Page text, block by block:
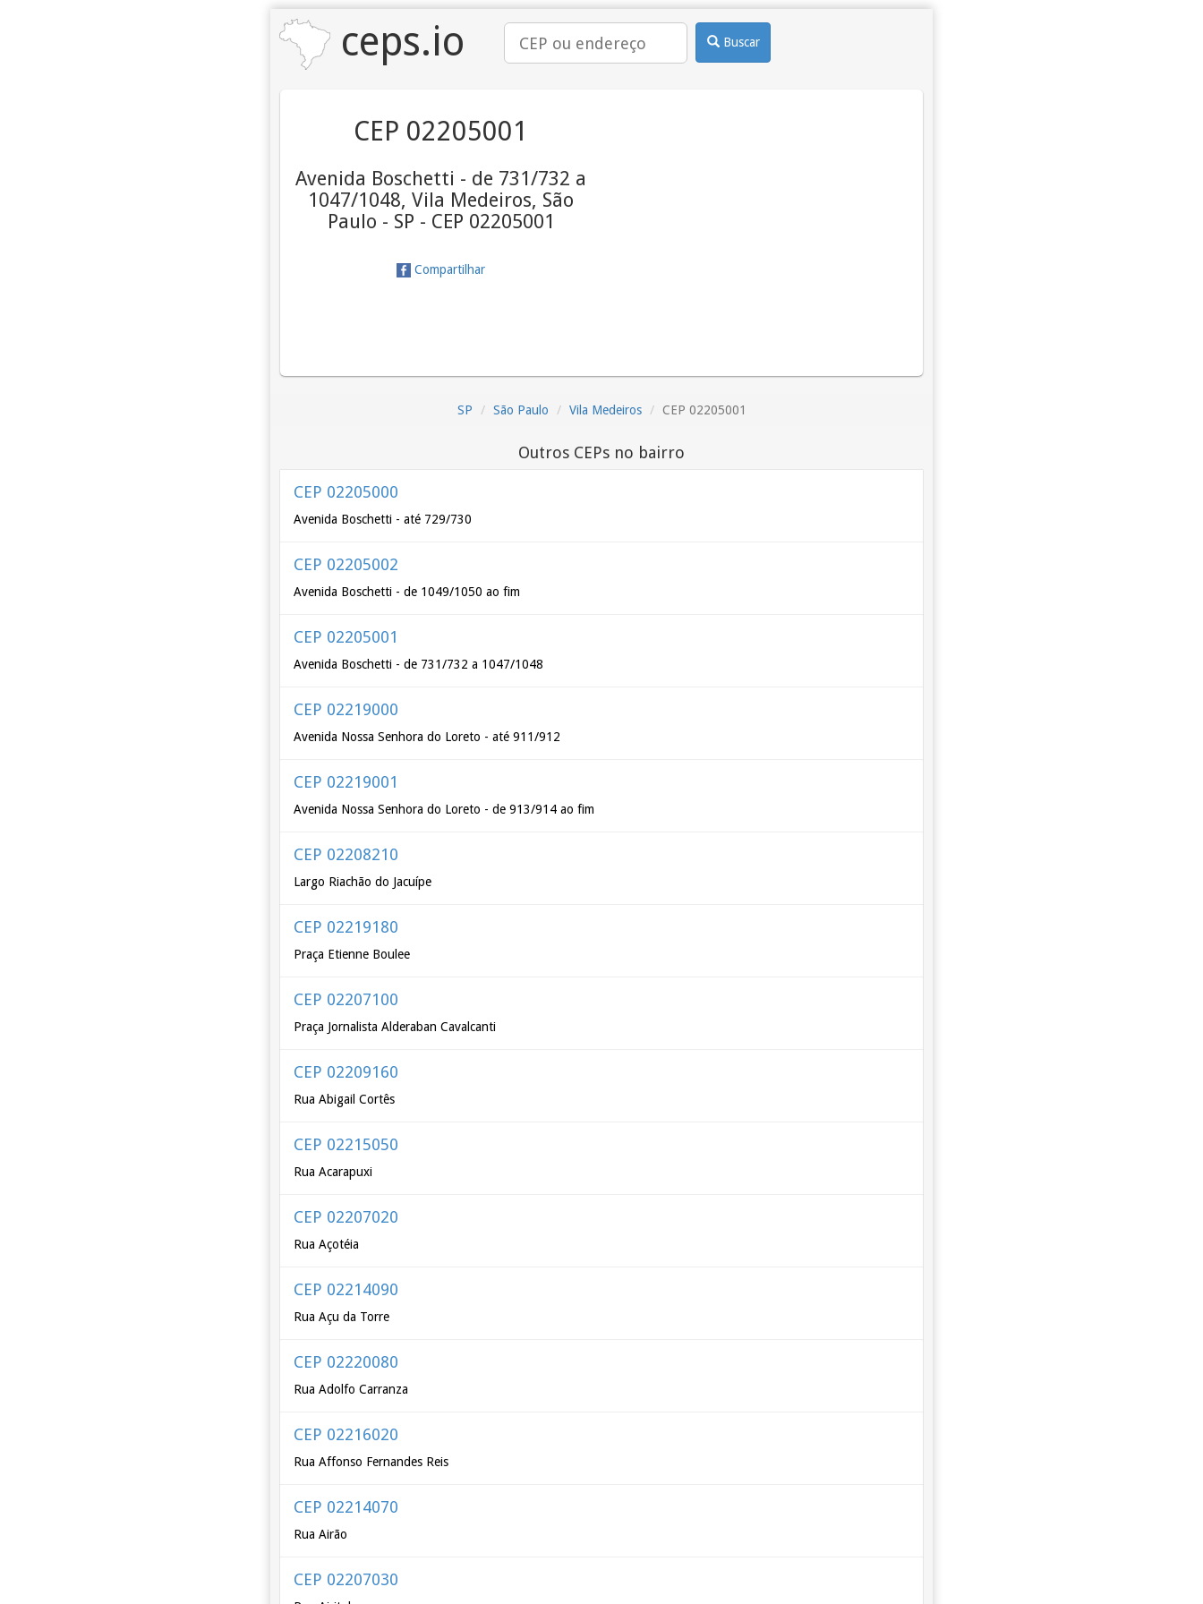
ceps.io Buscar
CEP 02205001
Avenida Boschetti - de 731/732 a
1047/1048, Vila Medeiros, São
Paulo - SP - CEP 02205001
Compartilhar
SP São Paulo Vila Medeiros CEP 02205001
Outros CEPs no bairro
CEP 02205000
Avenida Boschetti - até 729/730
CEP 02205002
Avenida Boschetti - de 1049/1050 ao fim
CEP 02205001
Avenida Boschetti - de 731/732 a 1047/1048
CEP 02219000
Avenida Nossa Senhora do Loreto - até 911/912
CEP 02219001
Avenida Nossa Senhora do Loreto - de 913/914 ao fim
CEP 02208210
Largo Riachão do Jacuípe
CEP 02219180
Praça Etienne Boulee
CEP 02207100
Praça Jornalista Alderaban Cavalcanti
CEP 02209160
Rua Abigail Cortês
CEP 02215050
Rua Acarapuxi
CEP 02207020
Rua Açotéia
CEP 02214090
Rua Açu da Torre
CEP 02220080
Rua Adolfo Carranza
CEP 02216020
Rua Affonso Fernandes Reis
CEP 02214070
Rua Airão
CEP 02207030